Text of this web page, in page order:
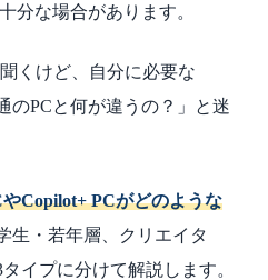
分な場合があります。
くけど、自分に必要な
のPCと何が違うの？」と迷
Copilot+ PCがどのような
生・若年層、クリエイタ
イプに分けて解説します。